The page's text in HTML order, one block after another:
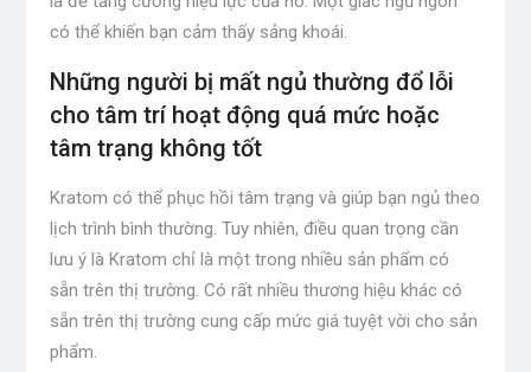
có thể khiến bạn cảm thấy sảng khoái.
Những người bị mất ngủ thường đổ lỗi
cho tâm trí hoạt động quá mức hoặc
tâm trạng không tốt
Kratom có ​​thể phục hồi tâm trạng và giúp bạn ngủ theo
lịch trình bình thường. Tuy nhiên, điều quan trọng cần
lưu ý là Kratom chỉ là một trong nhiều sản phẩm có
sẵn trên thị trường. Có rất nhiều thương hiệu khác có
sẵn trên thị trường cung cấp mức giá tuyệt vời cho sản
phẩm.